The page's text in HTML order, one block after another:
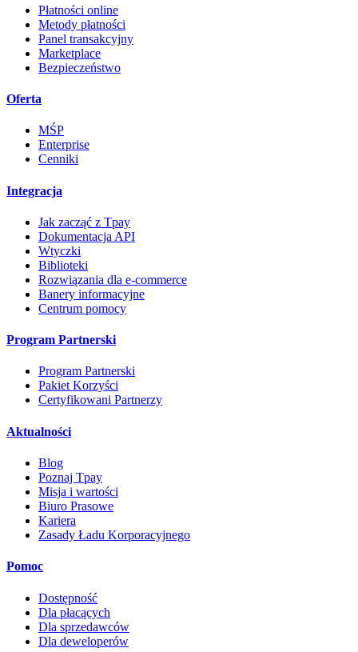
Płatności online
Metody płatności
Panel transakcyjny
Marketplace
Bezpieczeństwo
Oferta
MŚP
Enterprise
Cenniki
Integracja
Jak zacząć z Tpay
Dokumentacja API
Wtyczki
Biblioteki
Rozwiązania dla e-commerce
Banery informacyjne
Centrum pomocy
Program Partnerski
Program Partnerski
Pakiet Korzyści
Certyfikowani Partnerzy
Aktualności
Blog
Poznaj Tpay
Misja i wartości
Biuro Prasowe
Kariera
Zasady Ładu Korporacyjnego
Pomoc
Dostępność
Dla płacących
Dla sprzedawców
Dla deweloperów